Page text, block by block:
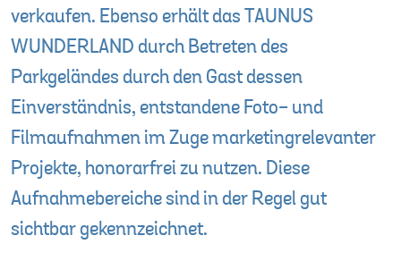
verkaufen. Ebenso erhält das TAUNUS
WUNDERLAND durch Betreten des
Parkgeländes durch den Gast dessen
Einverständnis, entstandene Foto- und
Filmaufnahmen im Zuge marketingrelevanter
Projekte, honorarfrei zu nutzen. Diese
Aufnahmebereiche sind in der Regel gut
sichtbar gekennzeichnet.